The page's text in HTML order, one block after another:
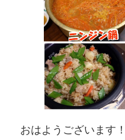
おはようございます